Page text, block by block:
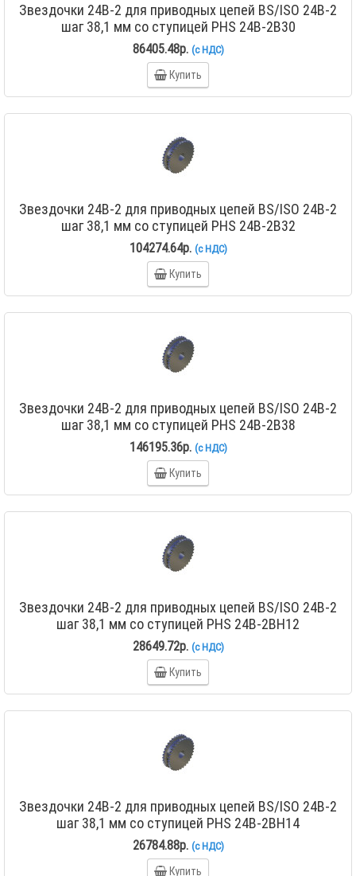
Звездочки 24B-2 для приводных цепей BS/ISO 24B-2
шаг 38,1 мм со ступицей PHS 24B-2B30
86405.48р. (с НДС)
Купить
Звездочки 24B-2 для приводных цепей BS/ISO 24B-2
шаг 38,1 мм со ступицей PHS 24B-2B32
104274.64р. (с НДС)
Купить
Звездочки 24B-2 для приводных цепей BS/ISO 24B-2
шаг 38,1 мм со ступицей PHS 24B-2B38
146195.36р. (с НДС)
Купить
Звездочки 24B-2 для приводных цепей BS/ISO 24B-2
шаг 38,1 мм со ступицей PHS 24B-2BH12
28649.72р. (с НДС)
Купить
Звездочки 24B-2 для приводных цепей BS/ISO 24B-2
шаг 38,1 мм со ступицей PHS 24B-2BH14
26784.88р. (с НДС)
Купить